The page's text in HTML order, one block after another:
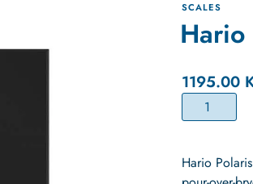
SCALES
1195.00
Hario